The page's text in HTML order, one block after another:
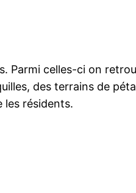
Parmi celles-ci on
des terrains de
les résidents.